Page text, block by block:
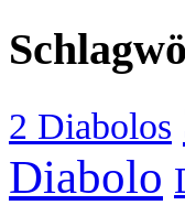
2 Diabolos
Diabolo